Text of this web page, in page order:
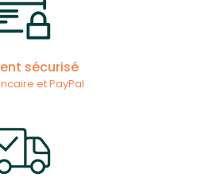
sécurisé
et PayPal